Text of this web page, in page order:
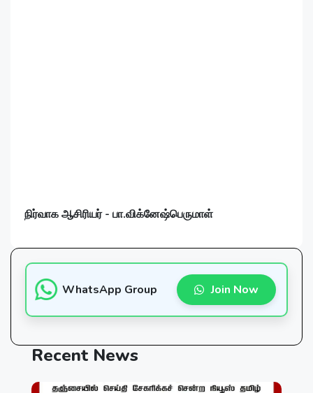
நிர்வாக ஆசிரியர் - பா.விக்னேஷ்பெருமாள்
WhatsApp Group Join Now
Recent News